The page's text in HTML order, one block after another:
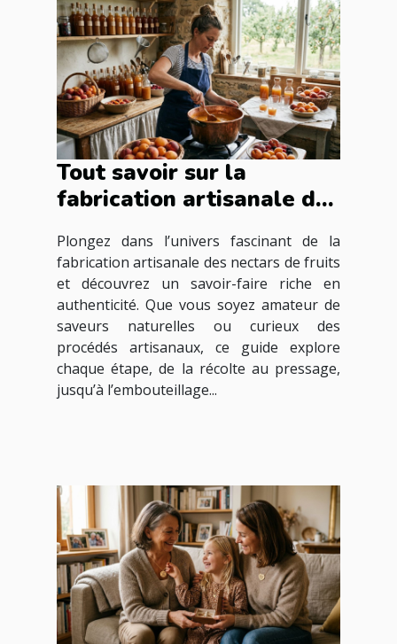
Tout savoir sur la
fabrication artisanale des
Plongez dans l’univers fascinant de la
fabrication artisanale des nectars de fruits
et découvrez un savoir-faire riche en
authenticité. Que vous soyez amateur de
saveurs naturelles ou curieux des
procédés artisanaux, ce guide explore
chaque étape, de la récolte au pressage,
jusqu’à l’embouteillage...